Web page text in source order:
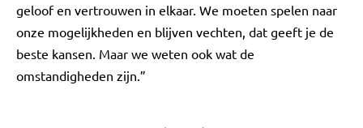
geloof en vertrouwen in elkaar. We moeten spelen naar
onze mogelijkheden en blijven vechten, dat geeft je de
beste kansen. Maar we weten ook wat de
omstandigheden zijn.”